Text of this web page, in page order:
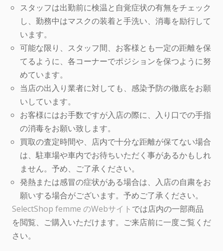
スタッフは出勤前に検温と自覚症状の有無をチェック
し、勤務中はマスクの装着と手洗い、消毒を励行して
います。
可能な限り、スタッフ間、お客様とも一定の距離を保
てるように、各コーナーでポジションを保つように努
めています。
当店の出入り業者に対しても、感染予防の徹底をお願
いしています。
お客様にはお手数ですが入店の際に、入り口での手指
の消毒をお願い致します。
買取の査定時間や、店内で十分な距離が保てない場合
は、駐車場や車内でお待ちいただく事があるかもしれ
ません。予め、ご了承ください。
発熱または感冒の症状がある場合は、入店の自粛をお
願いする場合がございます。予めご了承ください。
SelectShop femme のWebサイト では店内の一部商品
を閲覧、ご購入いただけます。ご来店前に一度ご覧くだ
さい。